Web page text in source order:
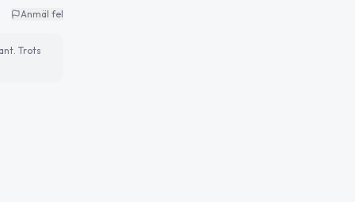
Anmäl fel
Trots